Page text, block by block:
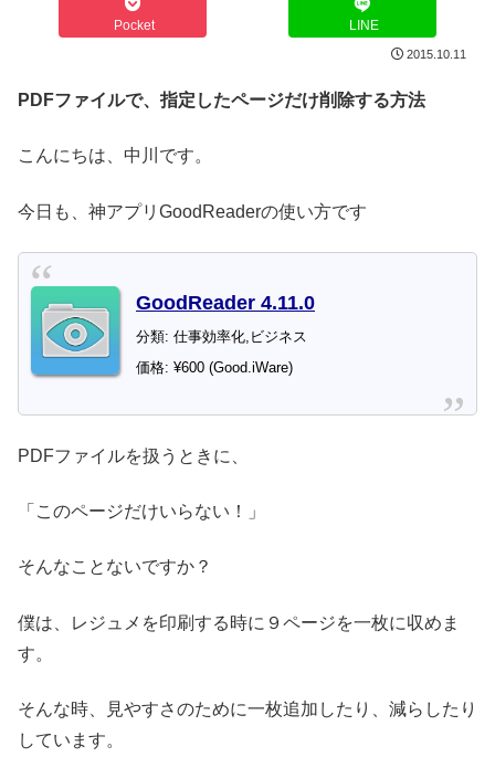
Pocket LINE
2015.10.11
PDFファイルで、指定したページだけ削除する方法
こんにちは、中川です。
今日も、神アプリGoodReaderの使い方です
GoodReader 4.11.0
分類: 仕事効率化,ビジネス
価格: ¥600 (Good.iWare)
PDFファイルを扱うときに、
「このページだけいらない！」
そんなことないですか？
僕は、レジュメを印刷する時に９ページを一枚に収めま
す。
そんな時、見やすさのために一枚追加したり、減らしたり
しています。